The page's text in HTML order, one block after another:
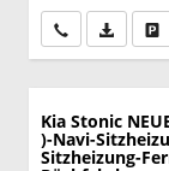
Wir rufen Sie an
PDF-
Kia Stonic
)-Navi-
Sitzheizung-